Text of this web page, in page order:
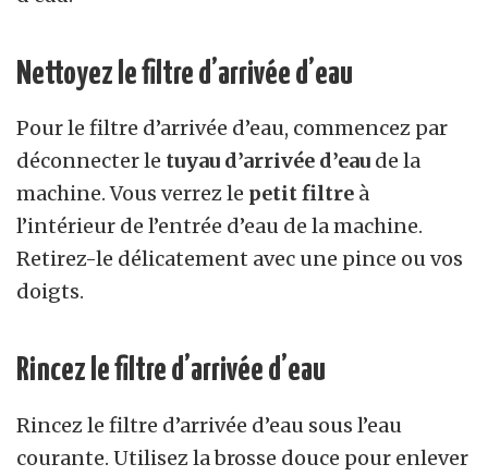
Nettoyez le filtre d’arrivée d’eau
Pour le filtre d’arrivée d’eau, commencez par
déconnecter le tuyau d’arrivée d’eau de la
machine. Vous verrez le petit filtre à
l’intérieur de l’entrée d’eau de la machine.
Retirez-le délicatement avec une pince ou vos
doigts.
Rincez le filtre d’arrivée d’eau
Rincez le filtre d’arrivée d’eau sous l’eau
courante. Utilisez la brosse douce pour enlever